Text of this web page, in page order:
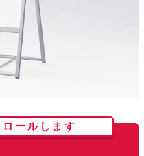
ールします